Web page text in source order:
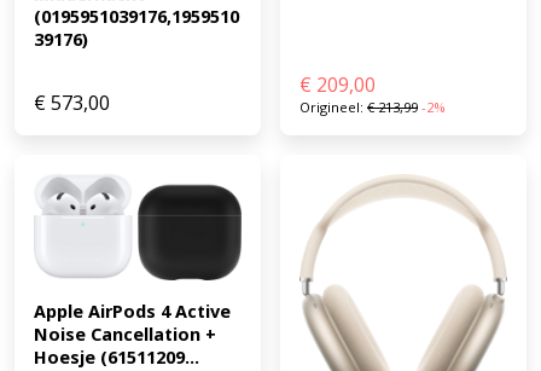
(0195951039176,1959510
39176)
€573,00
€ 209,00
Origineel: €213,99 -2%
Apple AirPods 4 Active
Noise Cancellation +
Hoesje (61511209...